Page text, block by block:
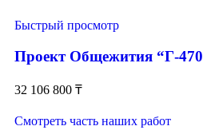
Быстрый просмотр
Проект Общежития “Г-
32 106 800 ₸
Смотреть часть наших работ